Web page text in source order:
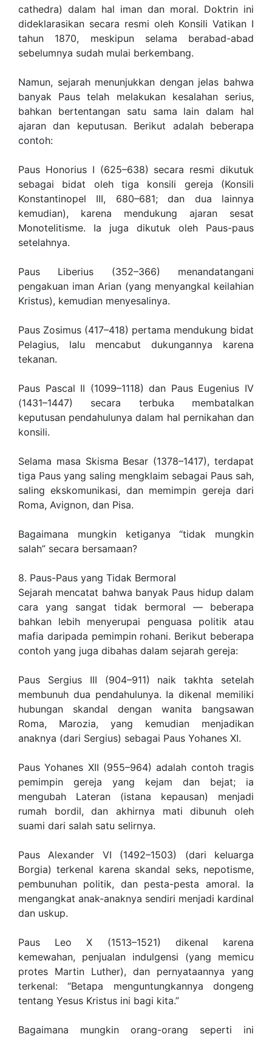
cathedra) dalam hal iman dan moral. Doktrin ini
dideklarasikan secara resmi oleh Konsili Vatikan I
tahun 1870, meskipun selama berabad-abad
sebelumnya sudah mulai berkembang.
Namun, sejarah menunjukkan dengan jelas bahwa
banyak Paus telah melakukan kesalahan serius,
bahkan bertentangan satu sama lain dalam hal
ajaran dan keputusan. Berikut adalah beberapa
contoh:
Paus Honorius I (625–638) secara resmi dikutuk
sebagai bidat oleh tiga konsili gereja (Konsili
Konstantinopel III, 680–681; dan dua lainnya
kemudian), karena mendukung ajaran sesat
Monotelitisme. Ia juga dikutuk oleh Paus-paus
setelahnya.
Paus Liberius (352–366) menandatangani
pengakuan iman Arian (yang menyangkal keilahian
Kristus), kemudian menyesalinya.
Paus Zosimus (417–418) pertama mendukung bidat
Pelagius, lalu mencabut dukungannya karena
tekanan.
Paus Pascal II (1099–1118) dan Paus Eugenius IV
(1431–1447) secara terbuka membatalkan
keputusan pendahulunya dalam hal pernikahan dan
konsili.
Selama masa Skisma Besar (1378–1417), terdapat
tiga Paus yang saling mengklaim sebagai Paus sah,
saling ekskomunikasi, dan memimpin gereja dari
Roma, Avignon, dan Pisa.
Bagaimana mungkin ketiganya “tidak mungkin
salah” secara bersamaan?
8. Paus-Paus yang Tidak Bermoral
Sejarah mencatat bahwa banyak Paus hidup dalam
cara yang sangat tidak bermoral — beberapa
bahkan lebih menyerupai penguasa politik atau
mafia daripada pemimpin rohani. Berikut beberapa
contoh yang juga dibahas dalam sejarah gereja:
Paus Sergius III (904–911) naik takhta setelah
membunuh dua pendahulunya. Ia dikenal memiliki
hubungan skandal dengan wanita bangsawan
Roma, Marozia, yang kemudian menjadikan
anaknya (dari Sergius) sebagai Paus Yohanes XI.
Paus Yohanes XII (955–964) adalah contoh tragis
pemimpin gereja yang kejam dan bejat; ia
mengubah Lateran (istana kepausan) menjadi
rumah bordil, dan akhirnya mati dibunuh oleh
suami dari salah satu selirnya.
Paus Alexander VI (1492–1503) (dari keluarga
Borgia) terkenal karena skandal seks, nepotisme,
pembunuhan politik, dan pesta-pesta amoral. Ia
mengangkat anak-anaknya sendiri menjadi kardinal
dan uskup.
Paus Leo X (1513–1521) dikenal karena
kemewahan, penjualan indulgensi (yang memicu
protes Martin Luther), dan pernyataannya yang
terkenal: “Betapa menguntungkannya dongeng
tentang Yesus Kristus ini bagi kita.”
Bagaimana mungkin orang-orang seperti ini